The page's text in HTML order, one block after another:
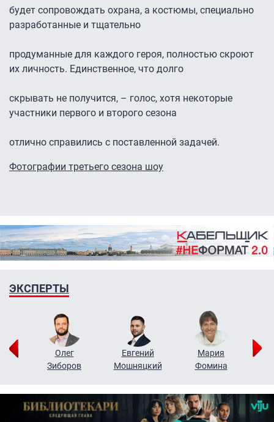
будет сопровождать охрана, а костюмы, специально
разработанные и тщательно
продуманные для каждого героя, полностью скроют
их личность. Единственное, что долго
скрывать не получится, – голос, хотя некоторые
участники первого и второго сезона
отлично справились с поставленной задачей.
Фотографии третьего сезона шоу
ЭКСПЕРТЫ
Олег
Зиборов
Евгений
Мошняцкий
Мария
Фомина